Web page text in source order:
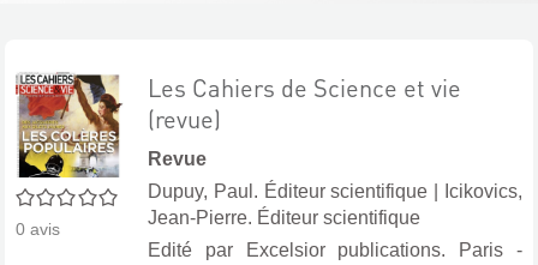
0/5
0 avis
Les Cahiers de Science et vie
(revue)
Revue
Dupuy, Paul. Éditeur scientifique
Icikovics,
Jean-Pierre. Éditeur scientifique
Edité par
Excelsior publications. Paris -